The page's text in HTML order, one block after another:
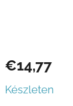
€14,77
Készleten